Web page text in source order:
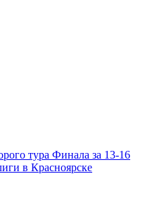
тура Финала за 13-16
в Красноярске